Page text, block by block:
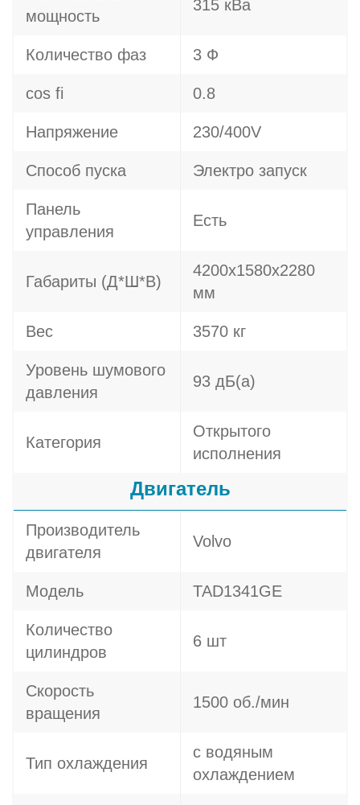
мощность
315 кВа
Количество фаз 3 Ф
cos fi 0.8
Напряжение 230/400V
Способ пуска Электро запуск
Панель
управления
Есть
Габариты (Д*Ш*В)
4200х1580х2280
мм
Вес 3570 кг
Уровень шумового
давления
93 дБ(а)
Категория
Открытого
исполнения
Двигатель
Производитель
двигателя
Volvo
Модель TAD1341GE
Количество
цилиндров
6 шт
Скорость
вращения
1500 об./мин
Тип охлаждения
с водяным
охлаждением